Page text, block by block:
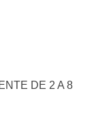
DE 2 A 8